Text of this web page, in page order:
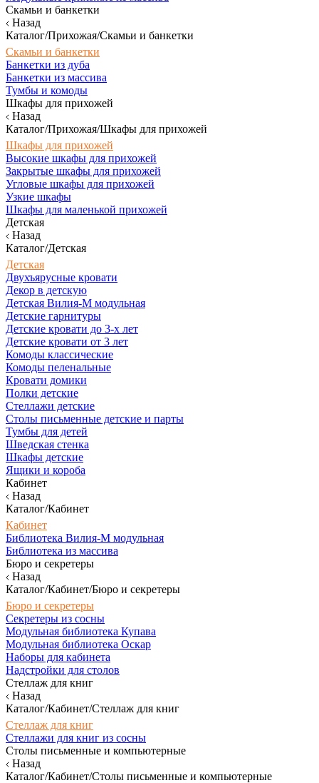
Скамьи и банкетки
Назад
Каталог/Прихожая/Скамьи и банкетки
Скамьи и банкетки
Банкетки из дуба
Банкетки из массива
Тумбы и комоды
Шкафы для прихожей
Назад
Каталог/Прихожая/Шкафы для прихожей
Шкафы для прихожей
Высокие шкафы для прихожей
Закрытые шкафы для прихожей
Угловые шкафы для прихожей
Узкие шкафы
Шкафы для маленькой прихожей
Детская
Назад
Каталог/Детская
Детская
Двухъярусные кровати
Декор в детскую
Детская Вилия-М модульная
Детские гарнитуры
Детские кровати до 3-х лет
Детские кровати от 3 лет
Комоды классические
Комоды пеленальные
Кровати домики
Полки детские
Стеллажи детские
Столы письменные детские и парты
Тумбы для детей
Шведская стенка
Шкафы детские
Ящики и короба
Кабинет
Назад
Каталог/Кабинет
Кабинет
Библиотека Вилия-М модульная
Библиотека из массива
Бюро и секретеры
Назад
Каталог/Кабинет/Бюро и секретеры
Бюро и секретеры
Секретеры из сосны
Модульная библиотека Купава
Модульная библиотека Оскар
Наборы для кабинета
Надстройки для столов
Стеллаж для книг
Назад
Каталог/Кабинет/Стеллаж для книг
Стеллаж для книг
Стеллажи для книг из сосны
Столы письменные и компьютерные
Назад
Каталог/Кабинет/Столы письменные и компьютерные